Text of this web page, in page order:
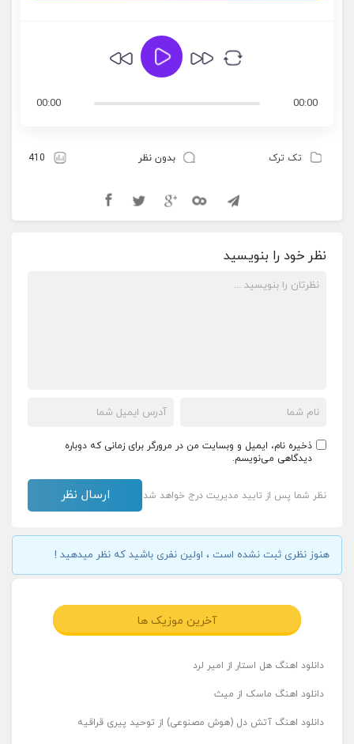
00:00
00:00
تک ترک بدون نظر 410
نظر خود را بنویسید
ذخیره نام، ایمیل و وبسایت من در مرورگر برای زمانی که دوباره
دیدگاهی می‌نویسم.
نظر شما پس از تایید مدیریت درج خواهد شد
هنوز نظری ثبت نشده است ، اولین نفری باشید که نظر میدهید !
آخرین موزیک ها
دانلود اهنگ هل استار از امیر لرد
دانلود اهنگ ماسک از میث
دانلود اهنگ آتش دل (هوش مصنوعی) از توحید پیری قراقیه